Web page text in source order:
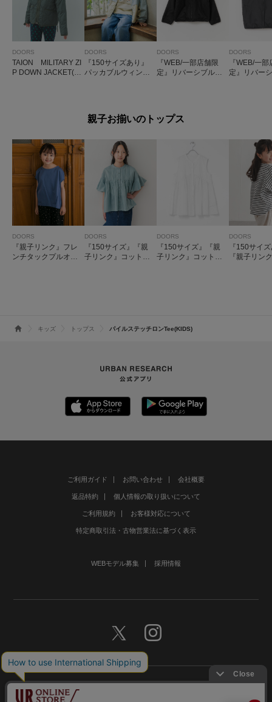
DOORS
TAION MILITARY ZI
P DOWN JACKET(KI
DOORS
『150サイズあり』
パッカブルウィンド
DOORS
『WEB/一部店舗限
定』リバーシブルボ
DOORS
『WEB/一
定』リバー
親子お揃いのトップス
DOORS
『親子リンク』フレ
ンチタックプルオー
DOORS
『150サイズ』『親
子リンク』コットン
DOORS
『150サイズ』『親
子リンク』コットン
DOORS
『150サイ
『親子リン
キッズ トップス パイルステッチロンTee(KIDS)
ご利用ガイド お問い合わせ 会社概要
返品特約 個人情報の取り扱いについて
ご利用規約 お客様対応について
特定商取引法・古物営業法に基づく表示
WEBモデル募集 採用情報